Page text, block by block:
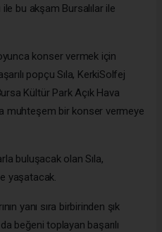
bu akşam Bursalılar ile
konser vermek için
popçu Sıla, KerkiSolfej
Kültür Park Açık Hava
muhteşem bir konser vermeye
buluşacak olan Sıla,
yaşatacak.
yanı sıra birbirinden şık
beğeni toplayan başarılı